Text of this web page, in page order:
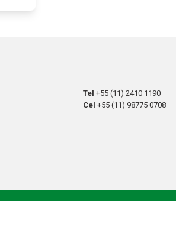
Tel+55 (11) 2410 1190
Cel+55 (11) 98775 0708